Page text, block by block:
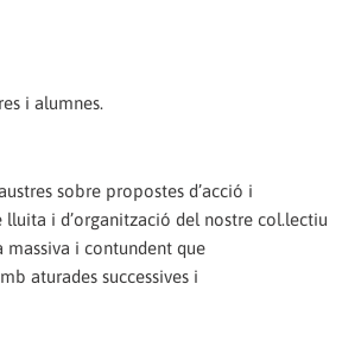
i alumnes.
sobre propostes d’acció i
i d’organització del nostre col.lectiu
i contundent que
aturades successives i